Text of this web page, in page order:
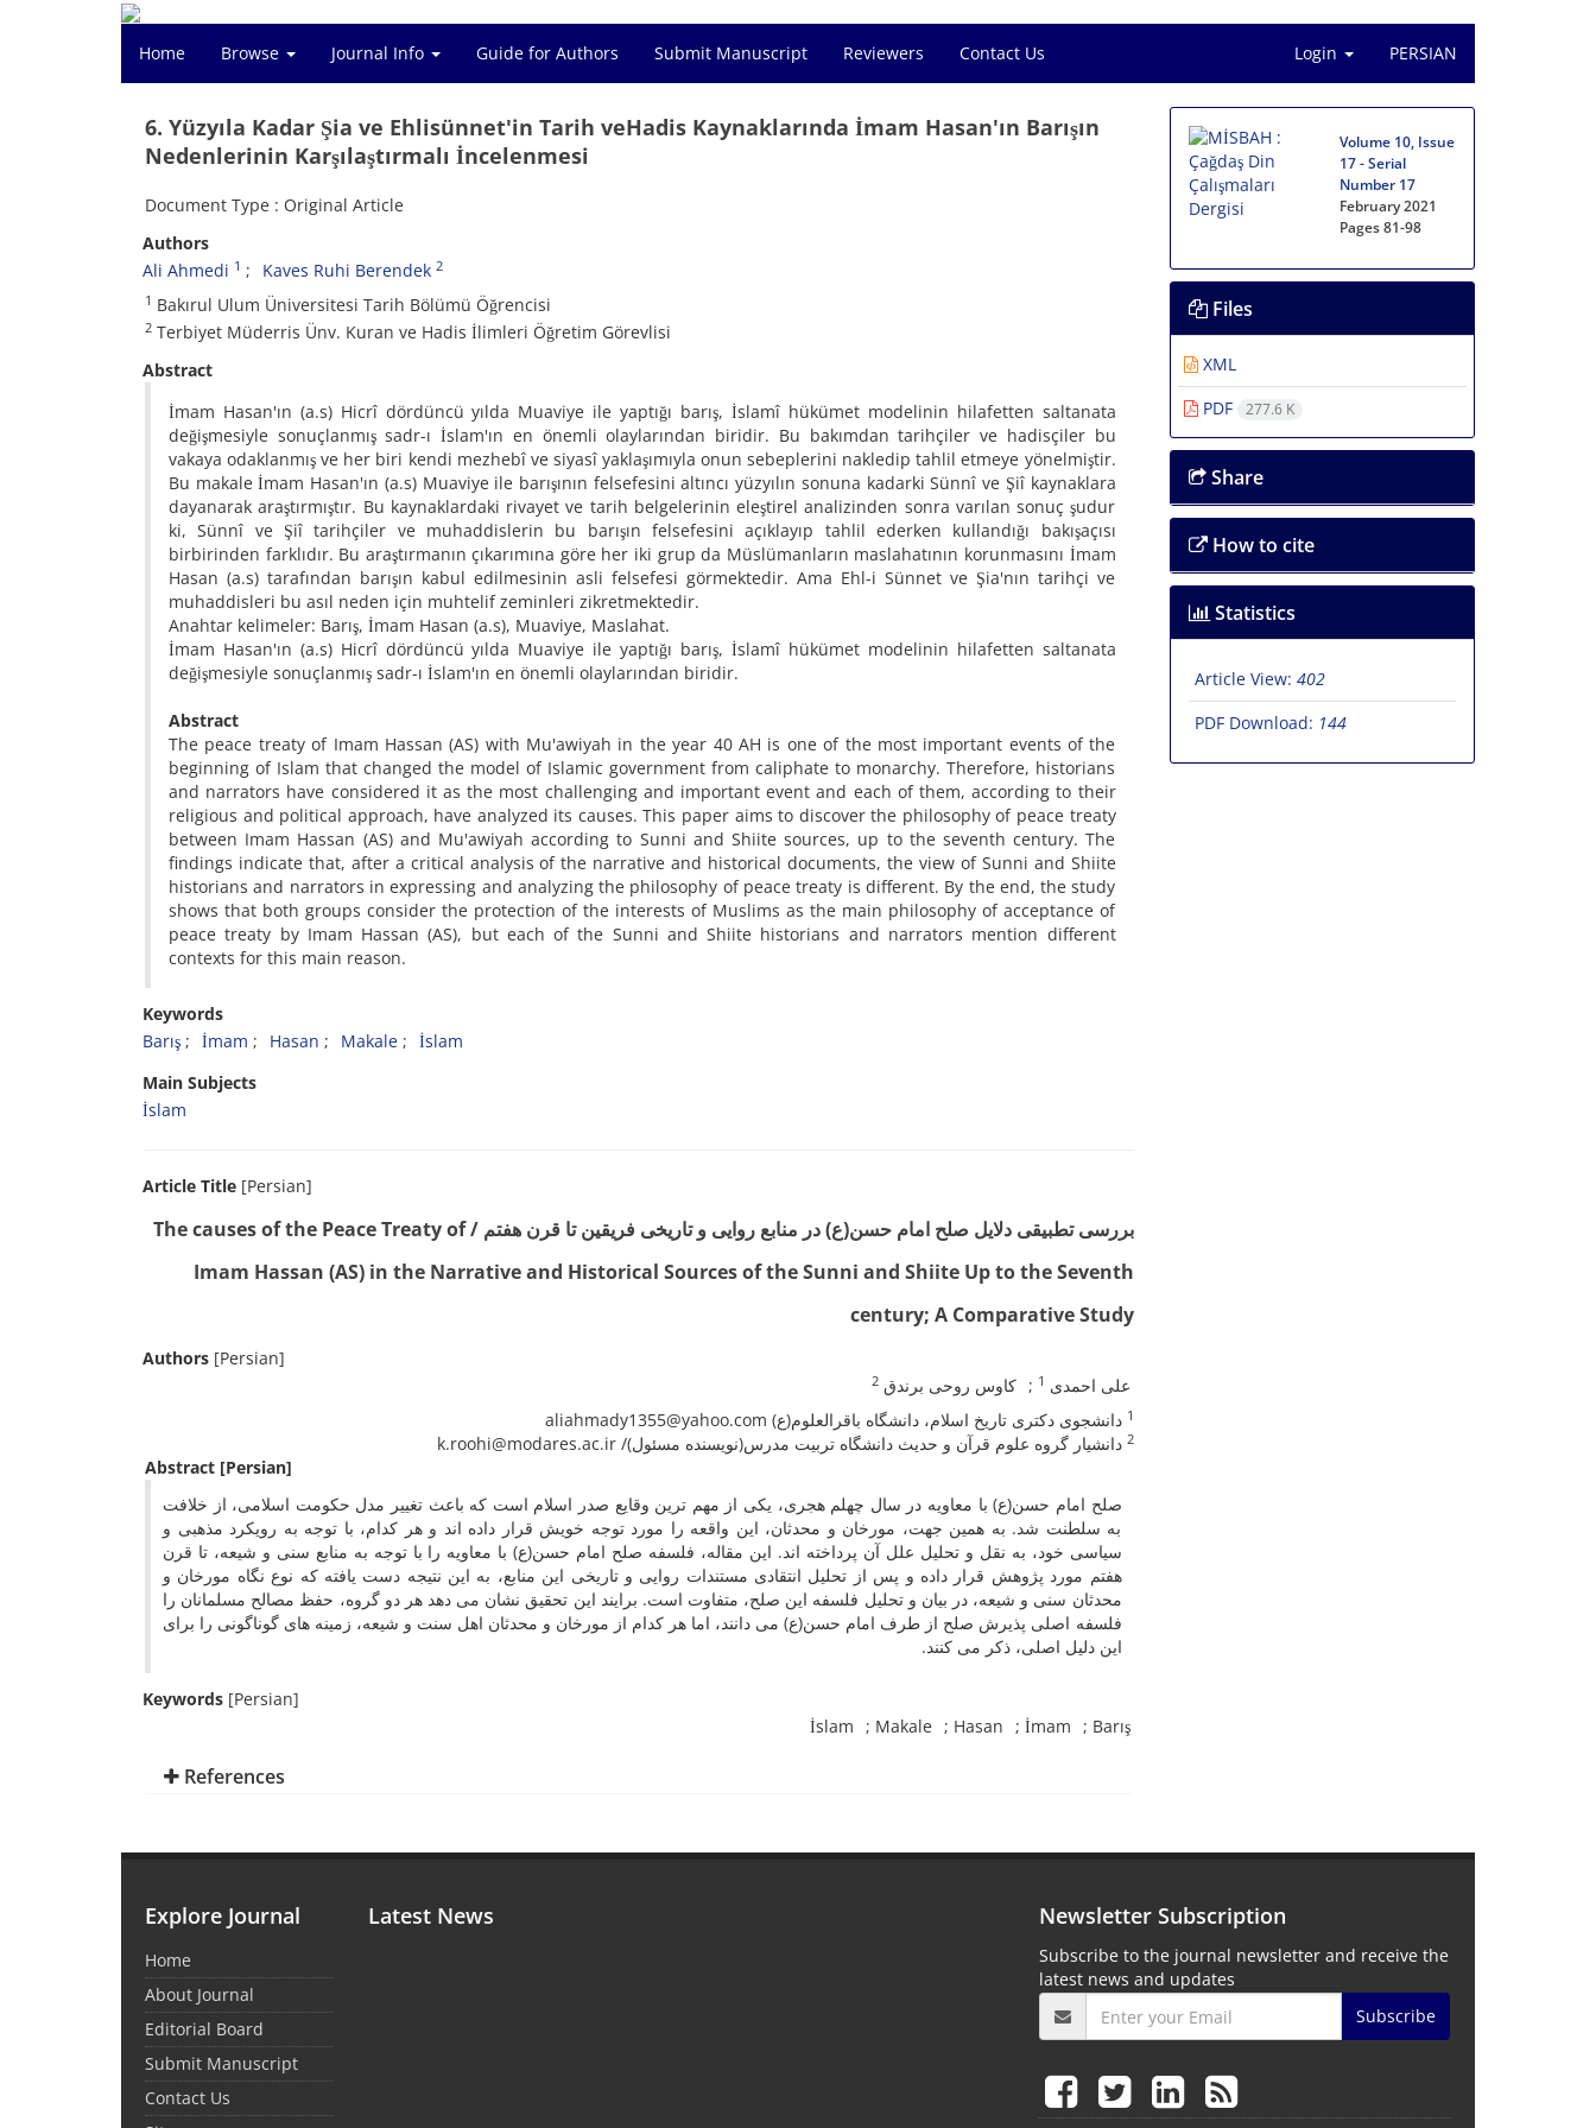
Home Browse Journal Info Guide for Authors Submit Manuscript Reviewers Contact Us Login PERSIAN
6. Yüzyıla Kadar Şia ve Ehlisünnet'in Tarih veHadis Kaynaklarında İmam Hasan'ın Barışın
Nedenlerinin Karşılaştırmalı İncelenmesi
Document Type : Original Article
Authors
Ali Ahmedi 1 Kaves Ruhi Berendek 2
1 Bakırul Ulum Üniversitesi Tarih Bölümü Öğrencisi
2 Terbiyet Müderris Ünv. Kuran ve Hadis İlimleri Öğretim Görevlisi
Abstract
İmam Hasan'ın (a.s) Hicrî dördüncü yılda Muaviye ile yaptığı barış, İslamî hükümet modelinin hilafetten saltanata
değişmesiyle sonuçlanmış sadr-ı İslam'ın en önemli olaylarından biridir. Bu bakımdan tarihçiler ve hadisçiler bu
vakaya odaklanmış ve her biri kendi mezhebî ve siyasî yaklaşımıyla onun sebeplerini nakledip tahlil etmeye yönelmiştir.
Bu makale İmam Hasan'ın (a.s) Muaviye ile barışının felsefesini altıncı yüzyılın sonuna kadarki Sünnî ve Şiî kaynaklara
dayanarak araştırmıştır. Bu kaynaklardaki rivayet ve tarih belgelerinin eleştirel analizinden sonra varılan sonuç şudur
ki, Sünnî ve Şiî tarihçiler ve muhaddislerin bu barışın felsefesini açıklayıp tahlil ederken kullandığı bakışaçısı
birbirinden farklıdır. Bu araştırmanın çıkarımına göre her iki grup da Müslümanların maslahatının korunmasını İmam
Hasan (a.s) tarafından barışın kabul edilmesinin asli felsefesi görmektedir. Ama Ehl-i Sünnet ve Şia'nın tarihçi ve
muhaddisleri bu asıl neden için muhtelif zeminleri zikretmektedir.
Anahtar kelimeler: Barış, İmam Hasan (a.s), Muaviye, Maslahat.
İmam Hasan'ın (a.s) Hicrî dördüncü yılda Muaviye ile yaptığı barış, İslamî hükümet modelinin hilafetten saltanata
değişmesiyle sonuçlanmış sadr-ı İslam'ın en önemli olaylarından biridir.
Abstract
The peace treaty of Imam Hassan (AS) with Mu'awiyah in the year 40 AH is one of the most important events of the
beginning of Islam that changed the model of Islamic government from caliphate to monarchy. Therefore, historians
and narrators have considered it as the most challenging and important event and each of them, according to their
religious and political approach, have analyzed its causes. This paper aims to discover the philosophy of peace treaty
between Imam Hassan (AS) and Mu'awiyah according to Sunni and Shiite sources, up to the seventh century. The
findings indicate that, after a critical analysis of the narrative and historical documents, the view of Sunni and Shiite
historians and narrators in expressing and analyzing the philosophy of peace treaty is different. By the end, the study
shows that both groups consider the protection of the interests of Muslims as the main philosophy of acceptance of
peace treaty by Imam Hassan (AS), but each of the Sunni and Shiite historians and narrators mention different
contexts for this main reason.
Keywords
Barış
İmam Hasan Makale
İslam
Main Subjects
İslam
Article Title [Persian]
بررسی تطبیقی دلایل صلح امام حسن(ع) در منابع روایی و تاریخی فریقین تا قرن هفتم / The causes of the Peace Treaty of
Imam Hassan (AS) in the Narrative and Historical Sources of the Sunni and Shiite Up to the Seventh
century; A Comparative Study
Authors [Persian]
علی احمدی 1 کاوس روحی برندق2
1 دانشجوی دکتری تاریخ اسلام، دانشگاه باقرالعلوم(ع) aliahmady1355@yahoo.com
2 دانشیار گروه علوم قرآن و حدیث دانشگاه تربیت مدرس(نویسنده مسئول)/ k.roohi@modares.ac.ir
Abstract [Persian]
صلح امام حسن(ع) با معاویه در سال چهلم هجری، یکی از مهم ترین وقایع صدر اسلام است که باعث تغییر مدل حکومت اسلامی، از خلافت
به سلطنت شد. به همین جهت، مورخان و محدثان، این واقعه را مورد توجه خویش قرار داده اند و هر کدام، با توجه به رویکرد مذهبی و
سیاسی خود، به نقل و تحلیل علل آن پرداخته اند. این مقاله، فلسفه صلح امام حسن(ع) با معاویه را با توجه به منابع سنی و شیعه، تا قرن
هفتم مورد پژوهش قرار داده و پس از تحلیل انتقادی مستندات روایی و تاریخی این منابع، به این نتیجه دست یافته که نوع نگاه مورخان و
محدثان سنی و شیعه، در بیان و تحلیل فلسفه این صلح، متفاوت است. برایند این تحقیق نشان می دهد هر دو گروه، حفظ مصالح مسلمانان را
فلسفه اصلی پذیرش صلح از طرف امام حسن(ع) می دانند، اما هر کدام از مورخان و محدثان اهل سنت و شیعه، زمینه های گوناگونی را برای
این دلیل اصلی، ذکر می کنند.
Keywords [Persian]
Barış
İmam
Hasan
Makale
İslam
References
Volume 10, Issue
17 - Serial
Number 17
February 2021
Pages81-98
Files
XML
PDF
277.6 K
Share
How to cite
Statistics
Article View: 402
PDF Download: 144
Explore Journal
Home
About Journal
Editorial Board
Submit Manuscript
Contact Us
Latest News Newsletter Subscription
Subscribe to the journal newsletter and receive the
latest news and updates
Subscribe